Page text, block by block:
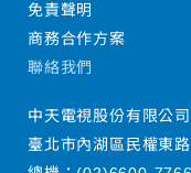
免責聲明
商務合作方案
聯絡我們
中天電視股份有限公司
臺北市內湖區民權東